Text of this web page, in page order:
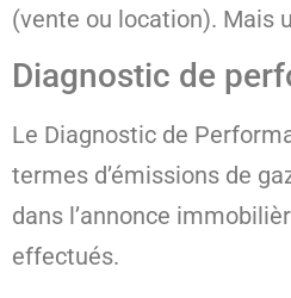
(vente ou location). Mais
Diagnostic de
Le Diagnostic de
termes d’émissions de
dans l’annonce
effectués.